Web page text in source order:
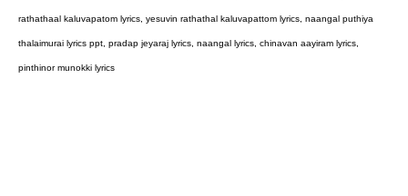
rathathaal kaluvapatom lyrics, yesuvin rathathal kaluvapattom lyrics, naangal puthiya
thalaimurai lyrics ppt, pradap jeyaraj lyrics, naangal lyrics, chinavan aayiram lyrics,
pinthinor munokki lyrics